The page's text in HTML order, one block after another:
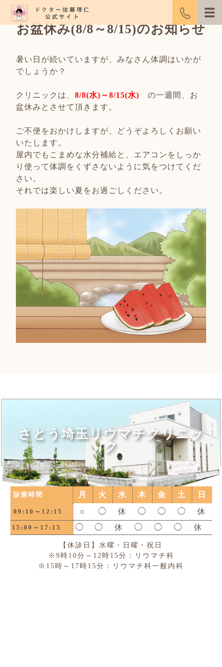
お盆休み(8/8～8/15)のお知らせ
暑い日が続いていますが、みなさん体調はいかが
でしょうか？
クリニックは、8/8(水)～8/15(水)の一週間、お
盆休みとさせて頂きます。
ご不便をおかけしますが、どうぞよろしくお願い
いたします。
屋内でもこまめな水分補給と、エアコンをしっか
り使って体調をくずさないように気をつけてくだ
さい。
それでは楽しい夏をお過ごしください。
さとう埼玉リウマチクリニッ
ク
診療時間 月 火 水 木 金 土 日
09:10～12:15 ○ ◯ 休 ◯ ◯ ◯ 休
15:00～17:15 ◯ ◯ 休 ◯ ◯ ◯ 休
【休診日】水曜・日曜・祝日
※9時10分～12時15分：リウマチ科
※15時～17時15分：リウマチ科一般内科